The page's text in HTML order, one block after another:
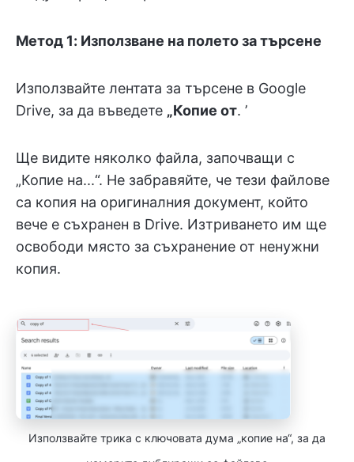
Метод 1: Използване на полето за търсене
Използвайте лентата за търсене в Google
Drive, за да въведете „Копие от. ’
Ще видите няколко файла, започващи с
„Копие на...“. Не забравяйте, че тези файлове
са копия на оригиналния документ, който
вече е съхранен в Drive. Изтриването им ще
освободи място за съхранение от ненужни
копия.
Използвайте трика с ключовата дума „копие на“, за да